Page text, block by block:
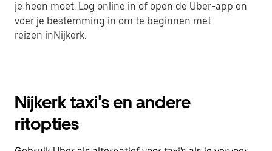
je heen moet. Log online in of open de Uber-app en
voer je bestemming in om te beginnen met
reizen inNijkerk.
Nijkerk taxi's en andere
ritopties